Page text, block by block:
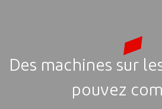
Des machines sur
pouvez